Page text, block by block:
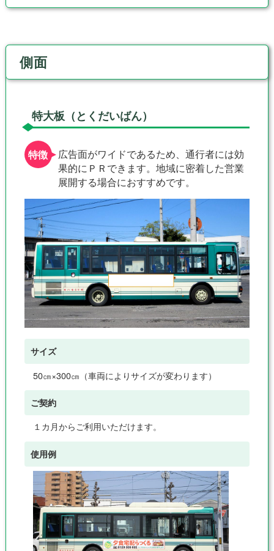
側面
特大板（とくだいばん）
広告面がワイドであるため、通行者には効
果的にＰＲできます。地域に密着した営業
展開する場合におすすめです。
サイズ
50㎝×300㎝（車両によりサイズが変わります）
ご契約
１カ月からご利用いただけます。
使用例